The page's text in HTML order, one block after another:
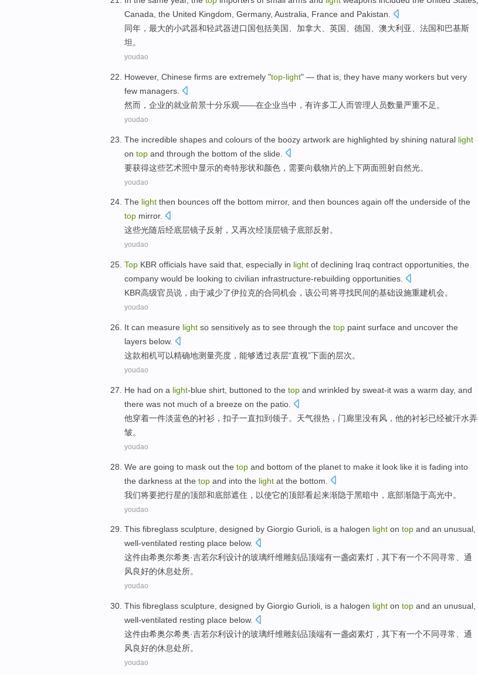
Canada , the United Kingdom Germany, Australia France and Pakistan
同年，最大的小武器和轻武器进口国包括美国 加拿大 英国 德国 澳大利亚 法国和巴基斯
坦 。
youdao
However, Chinese firms are extremely "top-light" — that is, they have many workers but very
few managers
然而 ， 企业的就业前景十分乐观——在企业当中， 有许多工人而管理人员数量严重不足。
youdao
The incredible shapes and colours of the boozy artwork are highlighted by shining natural light
on top and through the bottom of the slide.
要获得这些艺术照中显示的奇特形状和颜色 ，需要向载物片的 上下两面照射自然光。
youdao
The light then bounces off the bottom mirror, and then bounces again off the underside of the
top mirror.
这些光随后经底层镜子反射 ， 又再次经顶层镜子底部反射。
youdao
Top KBR officials have said that especially in light of declining Iraq contract opportunities the
company would be looking to civilian infrastructure-rebuilding opportunities
KBR高级官员说 ， 由于减少了伊拉克的合同机会 ， 该公司将寻找民间的基础设施重建机会。
youdao
It can measure light so sensitively as to see through the top paint surface and uncover the
layers below.
这款相机可以精确地测量亮度 ， 能够透过表层“直视”下面的层次。
youdao
He had on a light-blue shirt buttoned to the top and wrinkled by sweat-it was a warm day, and
there was not much of a breeze on the patio.
他穿着一件淡蓝色的衬衫 ， 扣子一直扣到领子。天气很热 ，门廊里没有风，他的衬衫已经被汗水弄
皱。
youdao
We are going to mask out the top and bottom of the planet to make it look like it is fading into
the darkness at the top and into the light at the bottom.
我们将要把行星的顶部和底部遮住 ， 以使它的顶部看起来渐隐于黑暗中 ，底部渐隐于高光中。
youdao
This fibreglass sculpture, designed by Giorgio Gurioli, is a halogen light on top and an unusual,
well-ventilated resting place below.
这件由希奥尔希奥·吉若尔利 设计的玻璃纤维雕刻品顶端有一盏卤素灯 ，其下有一个不同寻常、 通
风良好的休息处所。
youdao
This fibreglass sculpture designed by Giorgio Gurioli is a halogen light on top and an unusual
well-ventilated resting place below.
这件由希奥尔希奥·吉若尔利 设计的玻璃纤维雕刻品顶端有一盏卤素灯 ，其下有一个不同寻常
通
风良好的休息处所。
youdao